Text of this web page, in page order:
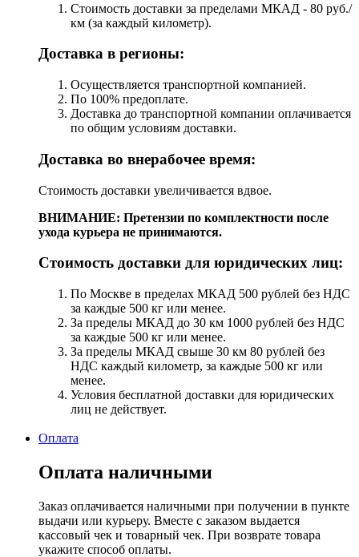
Стоимость доставки за пределами МКАД - 80 руб./
км (за каждый километр).
Доставка в регионы:
Осуществляется транспортной компанией.
По 100% предоплате.
Доставка до транспортной компании оплачивается
по общим условиям доставки.
Доставка во внерабочее время:
Стоимость доставки увеличивается вдвое.
ВНИМАНИЕ: Претензии по комплектности после
ухода курьера не принимаются.
Стоимость доставки для юридических лиц:
По Москве в пределах МКАД 500 рублей без НДС
за каждые 500 кг или менее.
За пределы МКАД до 30 км 1000 рублей без НДС
за каждые 500 кг или менее.
За пределы МКАД свыше 30 км 80 рублей без
НДС каждый километр, за каждые 500 кг или
менее.
Условия бесплатной доставки для юридических
лиц не действует.
Оплата
Оплата наличными
Заказ оплачивается наличными при получении в пункте
выдачи или курьеру. Вместе с заказом выдается
кассовый чек и товарный чек. При возврате товара
укажите способ оплаты.